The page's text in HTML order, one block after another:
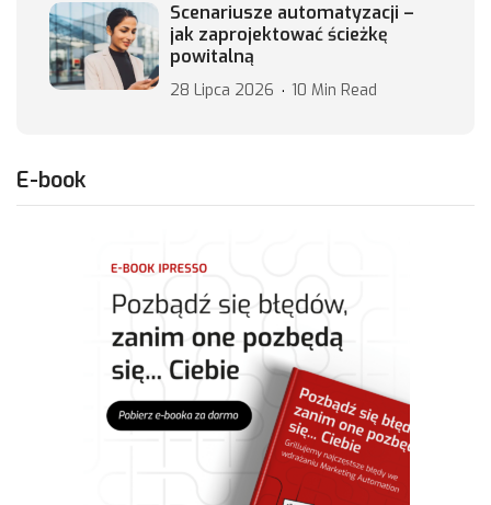
Scenariusze automatyzacji –
jak zaprojektować ścieżkę
powitalną
28 Lipca 2026 10 Min Read
E-book